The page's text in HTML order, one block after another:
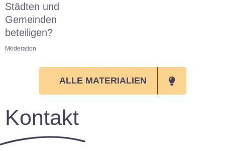
Städten und
Gemeinden
beteiligen?
Moderation
ALLE MATERIALIEN
Kontakt